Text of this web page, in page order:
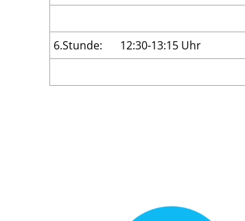
6.Stunde: 12:30-13:15 Uhr